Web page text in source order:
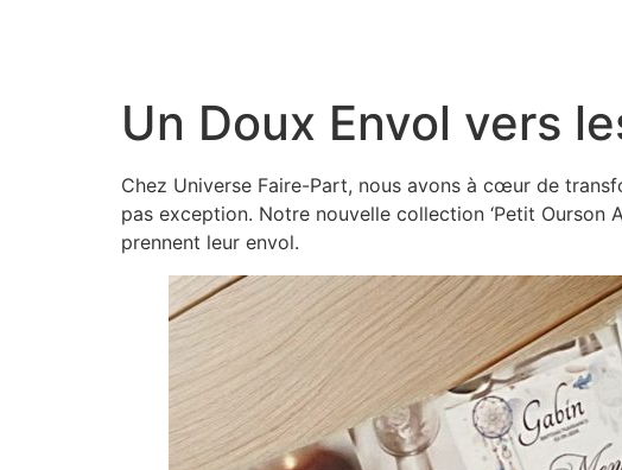
Un Doux Envol vers
Chez Universe Faire-Part, nous avons à cœur de
pas exception. Notre nouvelle collection ‘Petit Ourson
prennent leur envol.